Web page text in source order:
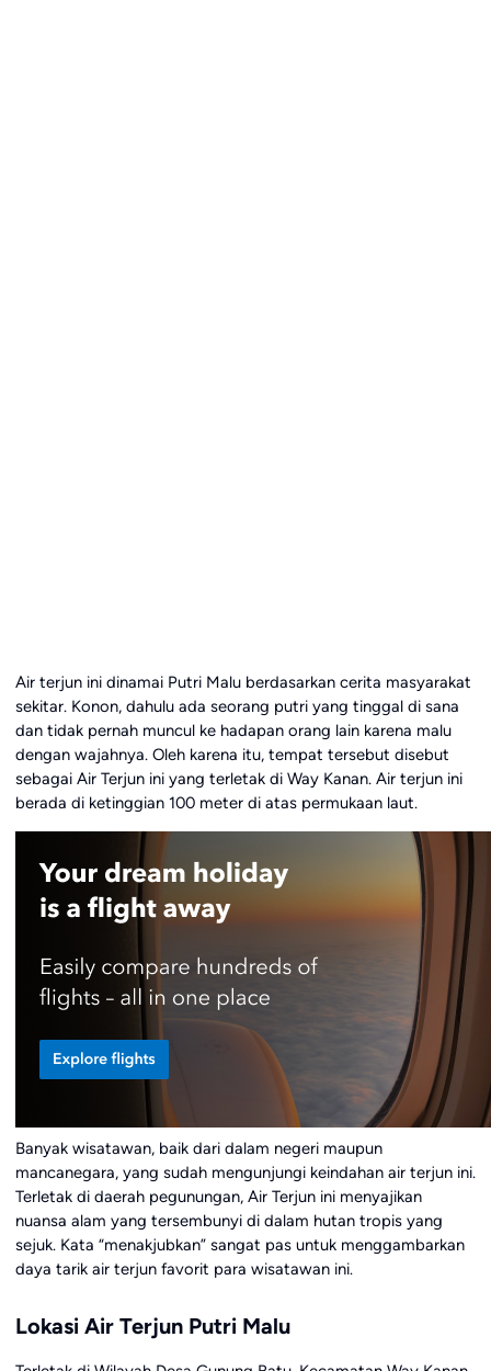
Air terjun ini dinamai Putri Malu berdasarkan cerita masyarakat
sekitar. Konon, dahulu ada seorang putri yang tinggal di sana
dan tidak pernah muncul ke hadapan orang lain karena malu
dengan wajahnya. Oleh karena itu, tempat tersebut disebut
sebagai Air Terjun ini yang terletak di Way Kanan. Air terjun ini
berada di ketinggian 100 meter di atas permukaan laut.
Banyak wisatawan, baik dari dalam negeri maupun
mancanegara, yang sudah mengunjungi keindahan air terjun ini.
Terletak di daerah pegunungan, Air Terjun ini menyajikan
nuansa alam yang tersembunyi di dalam hutan tropis yang
sejuk. Kata “menakjubkan” sangat pas untuk menggambarkan
daya tarik air terjun favorit para wisatawan ini.
Lokasi Air Terjun Putri Malu